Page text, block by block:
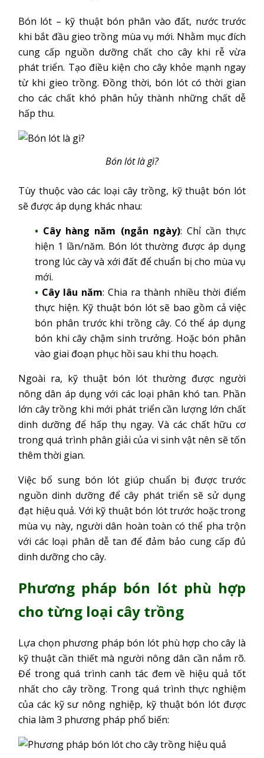
Bón lót – kỹ thuật bón phân vào đất, nước trước
khi bắt đầu gieo trồng mùa vụ mới. Nhằm mục đích
cung cấp nguồn dưỡng chất cho cây khi rễ vừa
phát triển. Tạo điều kiện cho cây khỏe mạnh ngay
từ khi gieo trồng. Đồng thời, bón lót có thời gian
cho các chất khó phân hủy thành những chất dễ
hấp thu.
Bón lót là gì?
Tùy thuộc vào các loại cây trồng, kỹ thuật bón lót
sẽ được áp dụng khác nhau:
Cây hàng năm (ngắn ngày): Chỉ cần thực
hiện 1 lần/năm. Bón lót thường được áp dụng
trong lúc cày và xới đất để chuẩn bị cho mùa vụ
mới.
Cây lâu năm: Chia ra thành nhiều thời điểm
thực hiện. Kỹ thuật bón lót sẽ bao gồm cả việc
bón phân trước khi trồng cây. Có thể áp dụng
bón khi cây chậm sinh trưởng. Hoặc bón phân
vào giai đoạn phục hồi sau khi thu hoạch.
Ngoài ra, kỹ thuật bón lót thường được người
nông dân áp dụng với các loại phân khó tan. Phần
lớn cây trồng khi mới phát triển cần lượng lớn chất
dinh dưỡng để hấp thụ ngay. Và các chất hữu cơ
trong quá trình phân giải của vi sinh vật nên sẽ tốn
thêm thời gian.
Việc bổ sung bón lót giúp chuẩn bị được trước
nguồn dinh dưỡng để cây phát triển sẽ sử dụng
đạt hiệu quả. Với kỹ thuật bón lót trước hoặc trong
mùa vụ này, người dân hoàn toàn có thể pha trộn
với các loại phân dễ tan để đảm bảo cung cấp đủ
dinh dưỡng cho cây.
Phương pháp bón lót phù hợp
cho từng loại cây trồng
Lựa chọn phương pháp bón lót phù hợp cho cây là
kỹ thuật cần thiết mà người nông dân cần nắm rõ.
Để trong quá trình canh tác đem về hiệu quả tốt
nhất cho cây trồng. Trong quá trình thực nghiệm
của các kỹ sư nông nghiệp, kỹ thuật bón lót được
chia làm 3 phương pháp phổ biến: